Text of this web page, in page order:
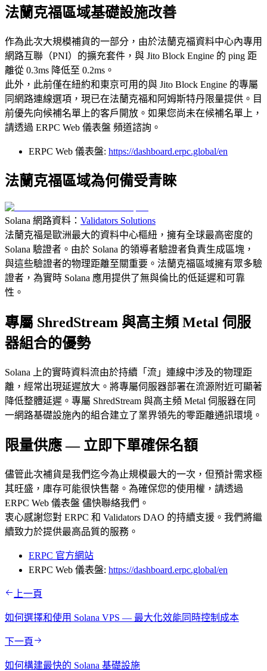
法蘭克福區域基礎設施改善
作為此次大規模補貨的一部分，由於法蘭克福資料中心內專用
網路互聯（PNI）的擴充套件，與 Jito Block Engine 的 ping 距
離從 0.3ms 降低至 0.2ms。
此外，此前僅在紐約和東京可用的與 Jito Block Engine 的專屬
同網路連線選項，現已在法蘭克福和阿姆斯特丹限量提供。目
前優先向候補名單上的客戶開放。如果您尚未在候補名單上，
請透過 ERPC Web 儀表盤 頻道諮詢。
ERPC Web 儀表盤: https://dashboard.erpc.global/en
法蘭克福區域為何備受青睞
Solana 網路資料： Validators Solutions
法蘭克福是歐洲最大的資料中心樞紐，擁有全球最高密度的
Solana 驗證者。由於 Solana 的領導者驗證者負責生成區塊，
與這些驗證者的物理距離至關重要。法蘭克福區域擁有眾多驗
證者，為實時 Solana 應用提供了無與倫比的低延遲和可靠
性。
專屬 ShredStream 與高主頻 Metal 伺服
器組合的優勢
Solana 上的實時資料流由於持續「流」連線中涉及的物理距
離，經常出現延遲放大。將專屬伺服器部署在流源附近可顯著
降低整體延遲。專屬 ShredStream 與高主頻 Metal 伺服器在同
一網路基礎設施內的組合建立了業界領先的零距離通訊環境。
限量供應 — 立即下單確保名額
儘管此次補貨是我們迄今為止規模最大的一次，但預計需求極
其旺盛，庫存可能很快售罄。為確保您的使用權，請透過
ERPC Web 儀表盤 儘快聯絡我們。
衷心感謝您對 ERPC 和 Validators DAO 的持續支援。我們將繼
續致力於提供最高品質的服務。
ERPC 官方網站
ERPC Web 儀表盤: https://dashboard.erpc.global/en
上一頁
如何選擇和使用 Solana VPS — 最大化效能同時控制成本
下一頁
如何構建最快的 Solana 基礎設施